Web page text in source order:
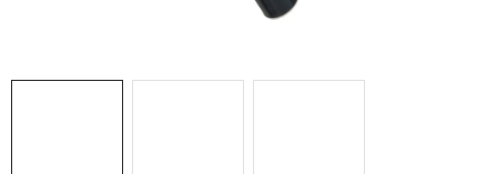
KAJAKY, KÁNOE A RAFTY